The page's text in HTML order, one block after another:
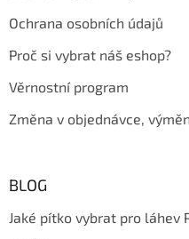
Ochrana osobních údajů
Proč si vybrat náš eshop?
Věrnostní program
Změna v objednávce,
BLOG
Jaké pítko vybrat pro láhev